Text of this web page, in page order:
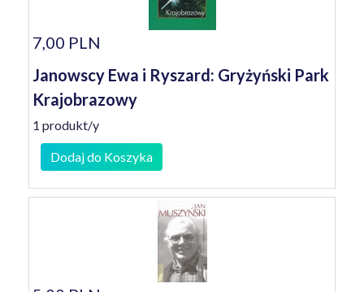
7,00 PLN
Janowscy Ewa i Ryszard: Gryżyński Park
Krajobrazowy
1 produkt/y
Dodaj do Koszyka